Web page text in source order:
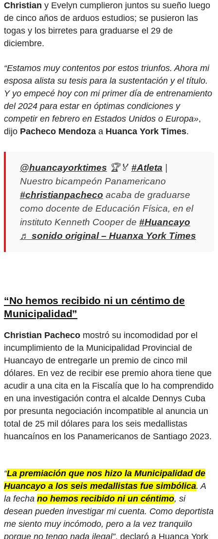
Christian y Evelyn cumplieron juntos su sueño luego
de cinco años de arduos estudios; se pusieron las
togas y los birretes para graduarse el 29 de
diciembre.
“Estamos muy contentos por estos triunfos. Ahora mi
esposa alista su tesis para la sustentación y el título.
Y yo empecé hoy con mi primer día de entrenamiento
del 2024 para estar en óptimas condiciones y
competir en febrero en Estados Unidos o Europa»,
dijo Pacheco Mendoza a Huanca York Times.
@huancayorktimes 🏆🏅 #Atleta
Nuestro bicampeón Panamericano
#christianpacheco acaba de graduarse
como docente de Educación Física, en el
instituto Kenneth Cooper de #Huancayo
♬ sonido original – Huanxa York Times
“No hemos recibido ni un céntimo de
Municipalidad”
Christian Pacheco mostró su incomodidad por el
incumplimiento de la Municipalidad Provincial de
Huancayo de entregarle un premio de cinco mil
dólares. En vez de recibir ese premio ahora tiene que
acudir a una cita en la Fiscalía que lo ha comprendido
en una investigación contra el alcalde Dennys Cuba
por presunta negociación incompatible al anuncia un
total de 25 mil dólares para los seis medallistas
huancaínos en los Panamericanos de Santiago 2023.
“La premiación que nos hizo la Municipalidad de
Huancayo a los seis medallistas fue simbólica. A
la fecha no hemos recibido ni un céntimo, si
desean pueden investigar mi cuenta. Como deportista
me siento muy incómodo, pero a la vez tranquilo
porque no tengo nada ilegal”, declaró a Huanca York